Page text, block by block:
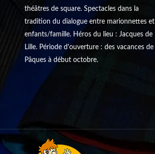
théâtres de square. Spectacles dans la
tradition du dialogue entre marionnettes et
enfants/famille. Héros du lieu : Jacques de
Lille. Période d'ouverture : des vacances de
Pâques à début octobre.